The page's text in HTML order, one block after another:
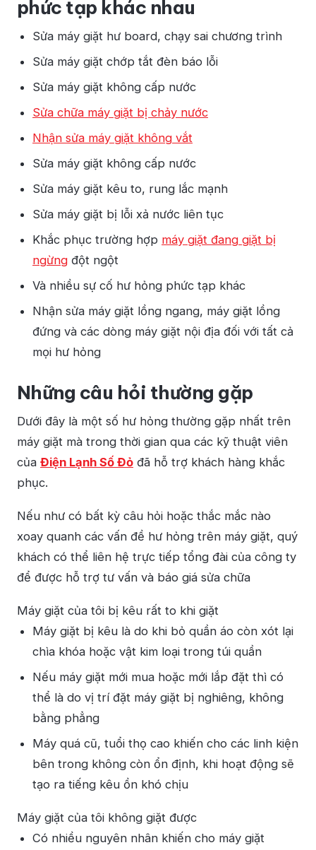
phức tạp khác nhau
Sửa máy giặt hư board, chạy sai chương trình
Sửa máy giặt chớp tắt đèn báo lỗi
Sửa máy giặt không cấp nước
Sửa chữa máy giặt bị chảy nước
Nhận sửa máy giặt không vắt
Sửa máy giặt không cấp nước
Sửa máy giặt kêu to, rung lắc mạnh
Sửa máy giặt bị lỗi xả nước liên tục
Khắc phục trường hợp máy giặt đang giặt bị
ngừng đột ngột
Và nhiều sự cố hư hỏng phức tạp khác
Nhận sửa máy giặt lồng ngang, máy giặt lồng
đứng và các dòng máy giặt nội địa đối với tất cả
mọi hư hỏng
Những câu hỏi thường gặp
Dưới đây là một số hư hỏng thường gặp nhất trên
máy giặt mà trong thời gian qua các kỹ thuật viên
của Điện Lạnh Số Đỏ đã hỗ trợ khách hàng khắc
phục.
Nếu như có bất kỳ câu hỏi hoặc thắc mắc nào
xoay quanh các vấn đề hư hỏng trên máy giặt, quý
khách có thể liên hệ trực tiếp tổng đài của công ty
để được hỗ trợ tư vấn và báo giá sửa chữa
Máy giặt của tôi bị kêu rất to khi giặt
Máy giặt bị kêu là do khi bỏ quần áo còn xót lại
chìa khóa hoặc vật kim loại trong túi quần
Nếu máy giặt mới mua hoặc mới lắp đặt thì có
thể là do vị trí đặt máy giặt bị nghiêng, không
bằng phẳng
Máy quá cũ, tuổi thọ cao khiến cho các linh kiện
bên trong không còn ổn định, khi hoạt động sẽ
tạo ra tiếng kêu ồn khó chịu
Máy giặt của tôi không giặt được
Có nhiều nguyên nhân khiến cho máy giặt